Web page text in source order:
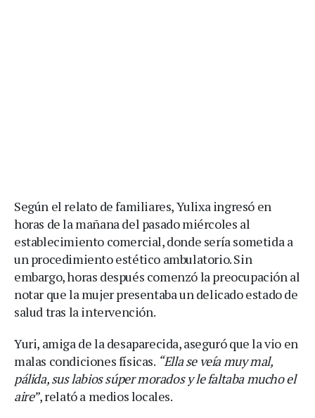
Según el relato de familiares, Yulixa ingresó en
horas de la mañana del pasado miércoles al
establecimiento comercial, donde sería sometida a
un procedimiento estético ambulatorio. Sin
embargo, horas después comenzó la preocupación al
notar que la mujer presentaba un delicado estado de
salud tras la intervención.
Yuri, amiga de la desaparecida, aseguró que la vio en
malas condiciones físicas. “Ella se veía muy mal,
pálida, sus labios súper morados y le faltaba mucho el
aire”, relató a medios locales.